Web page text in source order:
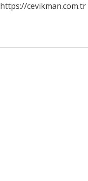
https://cevikman.com.tr